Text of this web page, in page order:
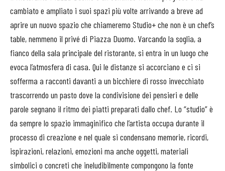
cambiato e ampliato i suoi spazi più volte arrivando a breve ad
aprire un nuovo spazio che chiameremo Studio+ che non è un chef’s
table, nemmeno il privé di Piazza Duomo. Varcando la soglia, a
fianco della sala principale del ristorante, si entra in un luogo che
evoca l’atmosfera di casa. Qui le distanze si accorciano e ci si
sofferma a racconti davanti a un bicchiere di rosso invecchiato
trascorrendo un pasto dove la condivisione dei pensieri e delle
parole segnano il ritmo dei piatti preparati dallo chef. Lo “studio” è
da sempre lo spazio immaginifico che l’artista occupa durante il
processo di creazione e nel quale si condensano memorie, ricordi,
ispirazioni, relazioni, emozioni ma anche oggetti, materiali
simbolici o concreti che ineludibilmente compongono la fonte